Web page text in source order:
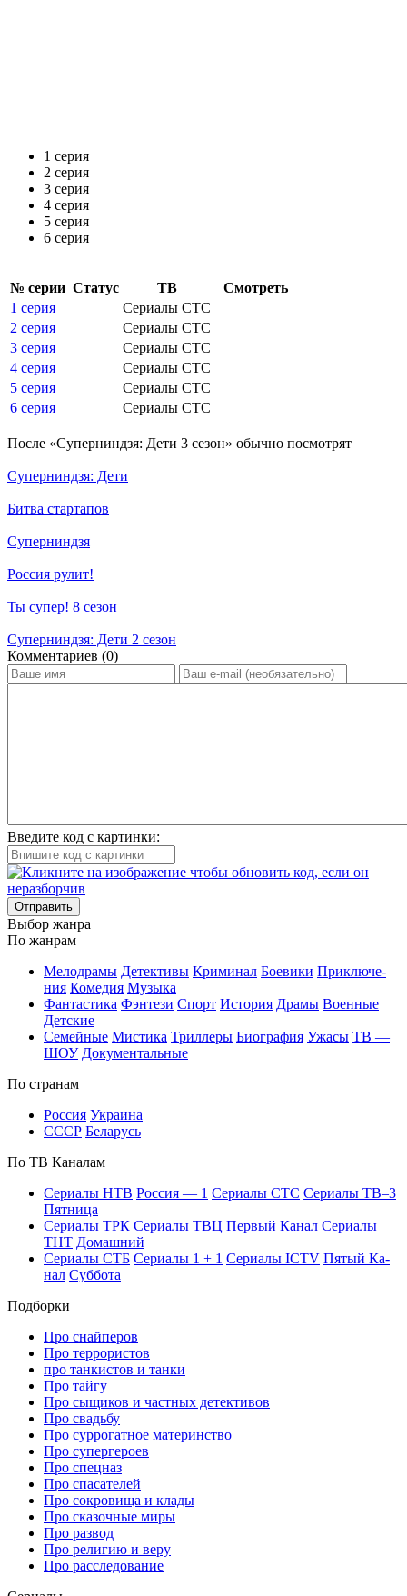
1 серия
2 серия
3 серия
4 серия
5 серия
6 серия
№ се­рии Ста­тус ТВ
Смот­реть
1 серия
Сериалы СТС
2 серия
Сериалы СТС
3 серия
Сериалы СТС
4 серия
Сериалы СТС
5 серия
Сериалы СТС
6 серия
Сериалы СТС
По­сле «Суперниндзя: Дети 3 сезон» обыч­но по­смот­рят
Суперниндзя: Дети
Битва стартапов
Суперниндзя
Россия рулит!
Ты супер! 8 сезон
Суперниндзя: Дети 2 сезон
Ком­мен­та­ри­ев (0)
Введите код с картинки:
Отправить
Вы­бор жан­ра
По жан­рам
Ме­ло­дра­мы Де­тек­ти­вы Кри­ми­нал Бое­ви­ки При­клю­че­
ния Ко­ме­дия Му­зы­ка
Фан­та­сти­ка Фэн­те­зи Спорт Ис­то­рия Дра­мы Во­ен­ные
Дет­ские
Се­мей­ные Мис­ти­ка Трил­ле­ры Био­гра­фия Ужа­сы ТВ —
ШОУ До­ку­мен­таль­ные
По стра­нам
Рос­сия Ук­раи­на
СССР Бе­ла­русь
По ТВ Ка­на­лам
Се­риа­лы НТВ Рос­сия — 1 Се­риа­лы СТС Се­риа­лы ТВ–3
Пят­ни­ца
Се­риа­лы ТРК Се­риа­лы ТВЦ Пер­вый Ка­нал Се­риа­лы
ТНТ До­маш­ний
Се­риа­лы СТБ Се­риа­лы 1 + 1 Се­риа­лы ICTV Пя­тый Ка­
нал Суб­бо­та
Подборки
Про снайперов
Про террористов
про танкистов и танки
Про тайгу
Про сыщиков и частных детективов
Про свадьбу
Про суррогатное материнство
Про супергероев
Про спецназ
Про спасателей
Про сокровища и клады
Про сказочные миры
Про развод
Про религию и веру
Про расследование